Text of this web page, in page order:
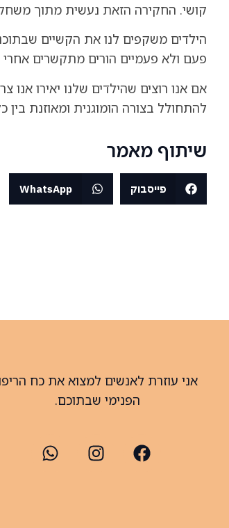
קושי. החקירה הזאת נעשית מתוך
הילדים משקפים לנו את הקשיים
פעם ולא פעמיים הורים מתקשרים
אם אנו רוצים שהילדים שלנו יאירו
להתחולל בצורה הומוגנית ומאוזנת בין
שיתוף מאמר
פייסבוק WhatsApp
אני עוזרת לאנשים למצוא את כח
הפנימי שבתוכם.